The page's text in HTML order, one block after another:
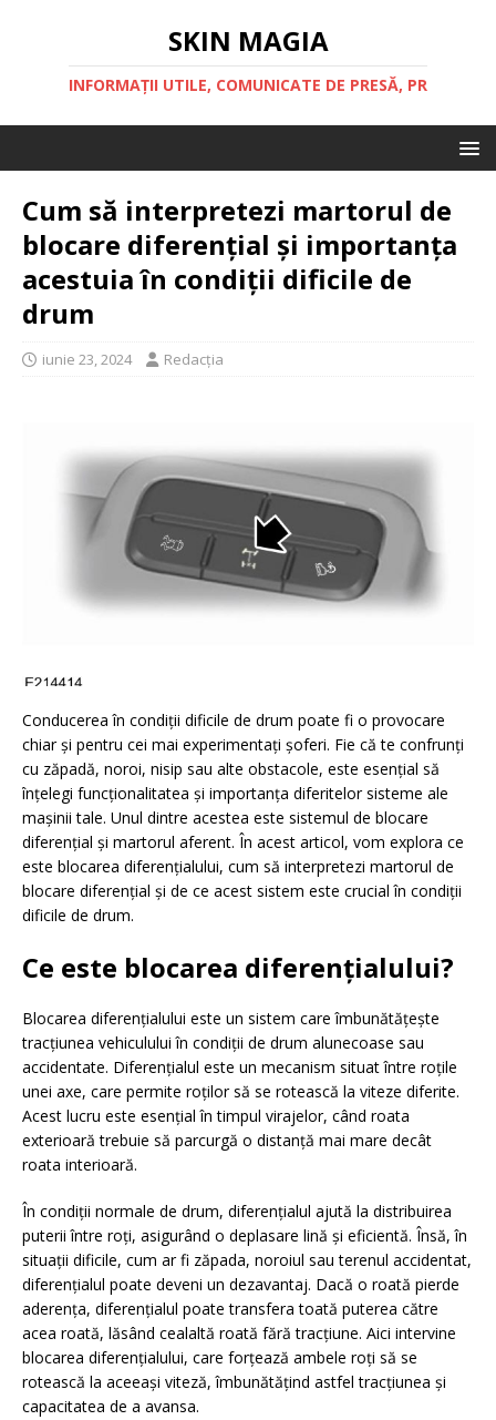
SKIN MAGIA
INFORMAȚII UTILE, COMUNICATE DE PRESĂ, PR
Cum să interpretezi martorul de
blocare diferențial și importanța
acestuia în condiții dificile de
drum
iunie 23, 2024 Redacția
Conducerea în condiții dificile de drum poate fi o provocare
chiar și pentru cei mai experimentați șoferi. Fie că te confrunți
cu zăpadă, noroi, nisip sau alte obstacole, este esențial să
înțelegi funcționalitatea și importanța diferitelor sisteme ale
mașinii tale. Unul dintre acestea este sistemul de blocare
diferențial și martorul aferent. În acest articol, vom explora ce
este blocarea diferențialului, cum să interpretezi martorul de
blocare diferențial și de ce acest sistem este crucial în condiții
dificile de drum.
Ce este blocarea diferențialului?
Blocarea diferențialului este un sistem care îmbunătățește
tracțiunea vehiculului în condiții de drum alunecoase sau
accidentate. Diferențialul este un mecanism situat între roțile
unei axe, care permite roților să se rotească la viteze diferite.
Acest lucru este esențial în timpul virajelor, când roata
exterioară trebuie să parcurgă o distanță mai mare decât
roata interioară.
În condiții normale de drum, diferențialul ajută la distribuirea
puterii între roți, asigurând o deplasare lină și eficientă. Însă, în
situații dificile, cum ar fi zăpada, noroiul sau terenul accidentat,
diferențialul poate deveni un dezavantaj. Dacă o roată pierde
aderența, diferențialul poate transfera toată puterea către
acea roată, lăsând cealaltă roată fără tracțiune. Aici intervine
blocarea diferențialului, care forțează ambele roți să se
rotească la aceeași viteză, îmbunătățind astfel tracțiunea și
capacitatea de a avansa.